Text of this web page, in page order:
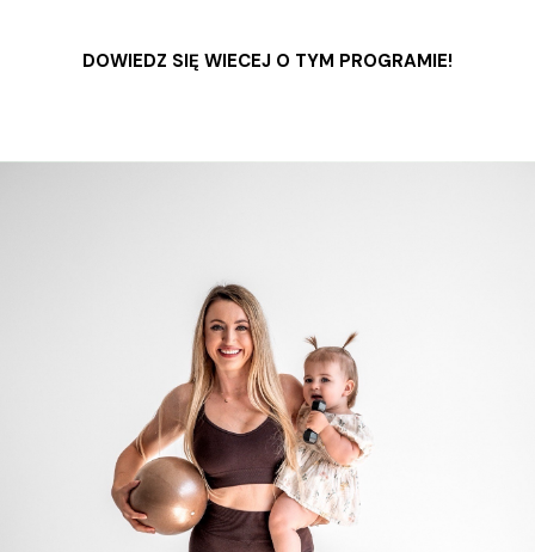
DOWIEDZ SIĘ WIECEJ O TYM PROGRAMIE!